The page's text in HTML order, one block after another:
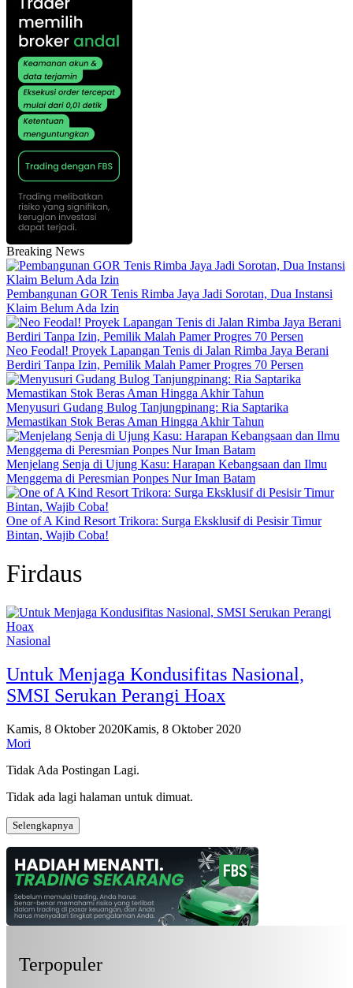
Breaking News
Pembangunan GOR Tenis Rimba Jaya Jadi Sorotan, Dua Instansi
Klaim Belum Ada Izin
Neo Feodal! Proyek Lapangan Tenis di Jalan Rimba Jaya Berani
Berdiri Tanpa Izin, Pemilik Malah Pamer Progres 70 Persen
Menyusuri Gudang Bulog Tanjungpinang: Ria Saptarika
Memastikan Stok Beras Aman Hingga Akhir Tahun
Menjelang Senja di Ujung Kasu: Harapan Kebangsaan dan Ilmu
Menggema di Peresmian Ponpes Nur Iman Batam
One of A Kind Resort Trikora: Surga Eksklusif di Pesisir Timur
Bintan, Wajib Coba!
Firdaus
Nasional
Untuk Menjaga Kondusifitas Nasional,
SMSI Serukan Perangi Hoax
Kamis, 8 Oktober 2020Kamis, 8 Oktober 2020
Mori
Tidak Ada Postingan Lagi.
Tidak ada lagi halaman untuk dimuat.
Selengkapnya
Terpopuler